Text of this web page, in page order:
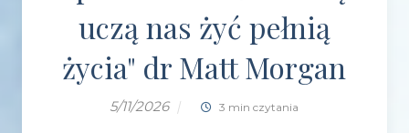
uczą nas żyć pełnią
życia" dr Matt Morgan
5/11/2026 | 3 min czytania